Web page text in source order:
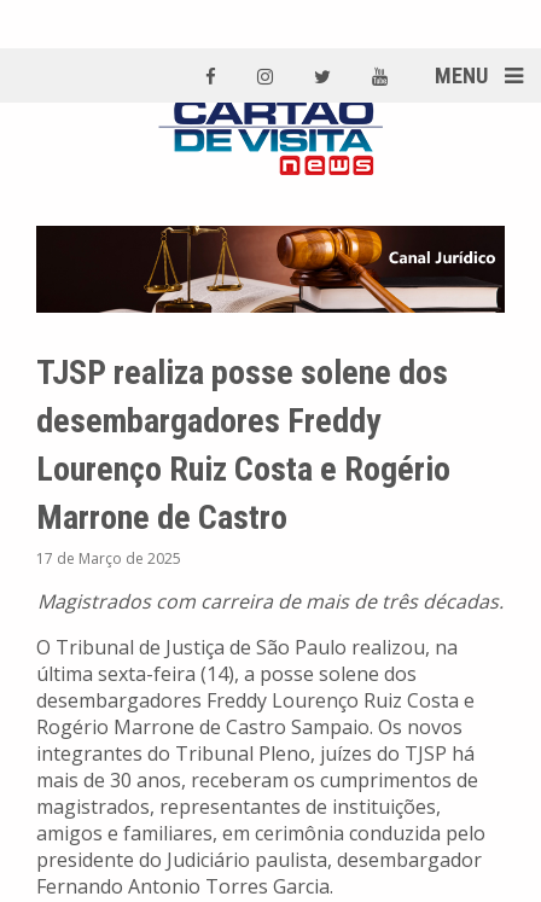
MENU
TJSP realiza posse solene dos
desembargadores Freddy
Lourenço Ruiz Costa e Rogério
Marrone de Castro
17 de Março de 2025
Magistrados com carreira de mais de três décadas.
O Tribunal de Justiça de São Paulo realizou, na
última sexta-feira (14), a posse solene dos
desembargadores Freddy Lourenço Ruiz Costa e
Rogério Marrone de Castro Sampaio. Os novos
integrantes do Tribunal Pleno, juízes do TJSP há
mais de 30 anos, receberam os cumprimentos de
magistrados, representantes de instituições,
amigos e familiares, em cerimônia conduzida pelo
presidente do Judiciário paulista, desembargador
Fernando Antonio Torres Garcia.